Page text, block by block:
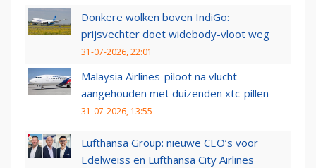
Donkere wolken boven IndiGo:
prijsvechter doet widebody-vloot weg
31-07-2026, 22:01
Malaysia Airlines-piloot na vlucht
aangehouden met duizenden xtc-pillen
31-07-2026, 13:55
Lufthansa Group: nieuwe CEO’s voor
Edelweiss en Lufthansa City Airlines